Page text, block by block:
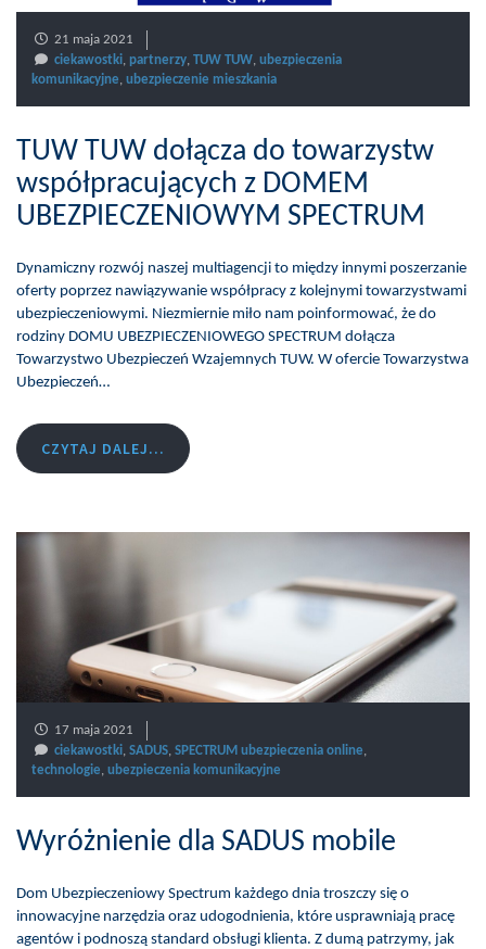
21 maja 2021
ciekawostki, partnerzy, TUW TUW, ubezpieczenia
komunikacyjne, ubezpieczenie mieszkania
TUW TUW dołącza do towarzystw
współpracujących z DOMEM
UBEZPIECZENIOWYM SPECTRUM
Dynamiczny rozwój naszej multiagencji to między innymi poszerzanie
oferty poprzez nawiązywanie współpracy z kolejnymi towarzystwami
ubezpieczeniowymi. Niezmiernie miło nam poinformować, że do
rodziny DOMU UBEZPIECZENIOWEGO SPECTRUM dołącza
Towarzystwo Ubezpieczeń Wzajemnych TUW. W ofercie Towarzystwa
Ubezpieczeń…
CZYTAJ DALEJ...
17 maja 2021
ciekawostki SADUS SPECTRUM ubezpieczenia online
technologie ubezpieczenia komunikacyjne
Wyróżnienie dla SADUS mobile
Dom Ubezpieczeniowy Spectrum każdego dnia troszczy się o
innowacyjne narzędzia oraz udogodnienia, które usprawniają pracę
agentów i podnoszą standard obsługi klienta. Z dumą patrzymy, jak